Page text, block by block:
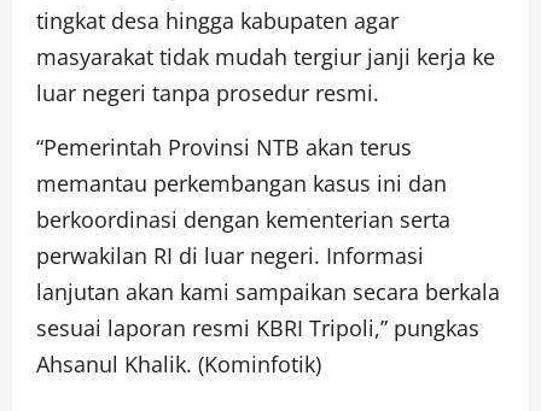
tingkat desa hingga kabupaten agar
masyarakat tidak mudah tergiur janji kerja ke
luar negeri tanpa prosedur resmi.
“Pemerintah Provinsi NTB akan terus
memantau perkembangan kasus ini dan
berkoordinasi dengan kementerian serta
perwakilan RI di luar negeri. Informasi
lanjutan akan kami sampaikan secara berkala
sesuai laporan resmi KBRI Tripoli,” pungkas
Ahsanul Khalik. (Kominfotik)